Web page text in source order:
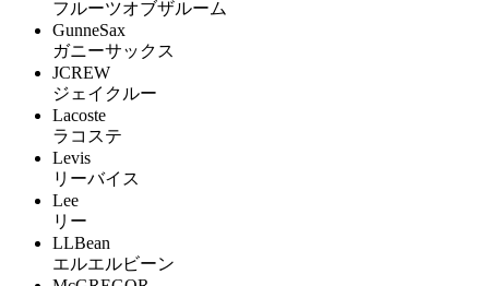
フルーツオブザルーム
GunneSax
ガニーサックス
JCREW
ジェイクルー
Lacoste
ラコステ
Levis
リーバイス
Lee
リー
LLBean
エルエルビーン